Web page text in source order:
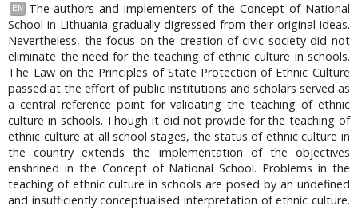
EN
The authors and implementers of the Concept of National
School in Lithuania gradually digressed from their original ideas.
Nevertheless, the focus on the creation of civic society did not
eliminate the need for the teaching of ethnic culture in schools.
The Law on the Principles of State Protection of Ethnic Culture
passed at the effort of public institutions and scholars served as
a central reference point for validating the teaching of ethnic
culture in schools. Though it did not provide for the teaching of
ethnic culture at all school stages, the status of ethnic culture in
the country extends the implementation of the objectives
enshrined in the Concept of National School. Problems in the
teaching of ethnic culture in schools are posed by an undefined
and insufficiently conceptualised interpretation of ethnic culture.